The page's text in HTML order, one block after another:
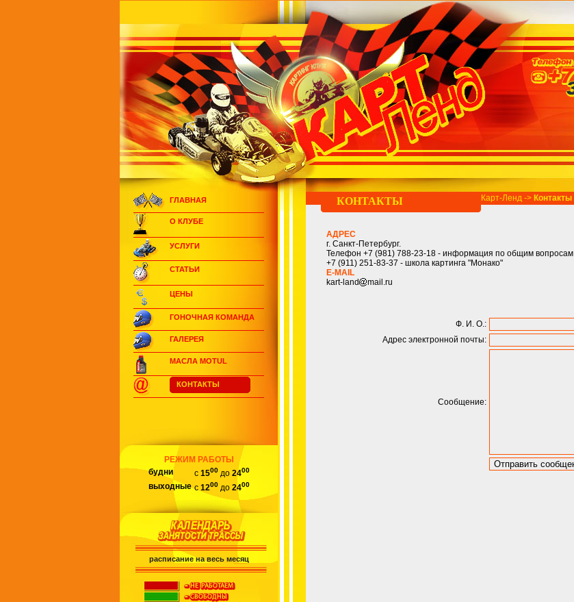
ГЛАВНАЯ
О КЛУБЕ
УСЛУГИ
СТАТЬИ
ЦЕНЫ
ГОНОЧНАЯ КОМАНДА
ГАЛЕРЕЯ
МАСЛА MOTUL
КОНТАКТЫ
РЕЖИМ РАБОТЫ
будни
с 1500до 2400
выходные с 1200до 2400
расписание на весь месяц
КОНТАКТЫ Карт-Ленд -> Контакты
АДРЕС
г. Санкт-Петербург.
Телефон +7 (981) 788-23-18 - информация по общим вопросам
+7 (911) 251-83-37 - школа картинга "Монако"
E-MAIL
kart-land
mail .ru
Ф. И. О.:
Адрес электронной почты:
Сообщение: